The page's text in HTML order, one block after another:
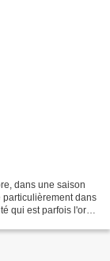
dans une saison
particulièrement dans
qui est parfois l'or